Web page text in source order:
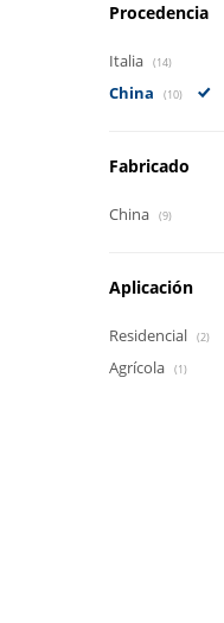
Procedencia
Italia (14)
China (10)
Fabricado
China (9)
Aplicación
Residencial (2)
Agrícola (1)